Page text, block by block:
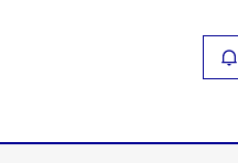
page dans le presse-papier